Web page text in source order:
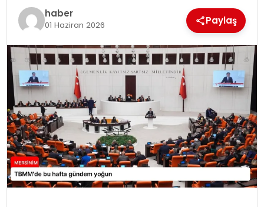
DÜNYA
OTOMOBIL
haber
01 Haziran 2026 Paylaş